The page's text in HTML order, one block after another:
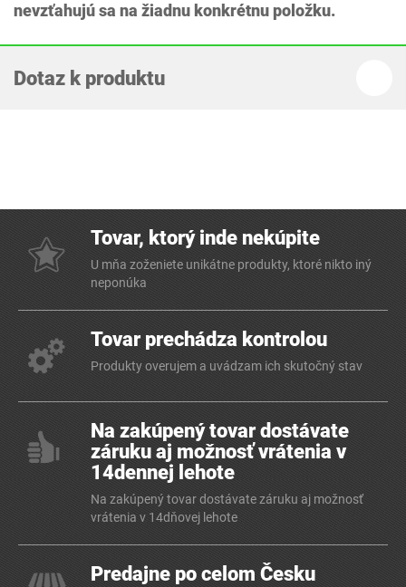
nevzťahujú sa na žiadnu konkrétnu položku.
Dotaz k produktu
Tovar, ktorý inde nekúpite
U mňa zoženiete unikátne produkty, ktoré nikto iný
neponúka
Tovar prechádza kontrolou
Produkty overujem a uvádzam ich skutočný stav
Na zakúpený tovar dostávate
záruku aj možnosť vrátenia v
14dennej lehote
Na zakúpený tovar dostávate záruku aj možnosť
vrátenia v 14dňovej lehote
Predajne po celom Česku